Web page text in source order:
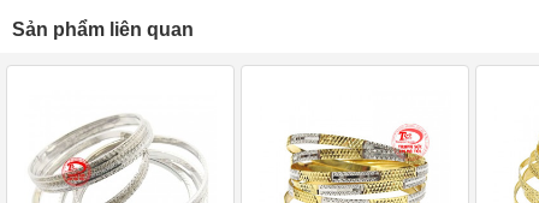
Sản phẩm liên quan